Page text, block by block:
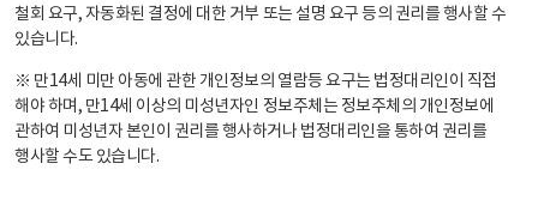
철회 요구, 자동화된 결정에 대한 거부 또는 설명 요구 등의 권리를 행사할 수
있습니다.
※ 만14세 미만 아동에 관한 개인정보의 열람등 요구는 법정대리인이 직접
해야 하며, 만14세 이상의 미성년자인 정보주체는 정보주체의 개인정보에
관하여 미성년자 본인이 권리를 행사하거나 법정대리인을 통하여 권리를
행사할 수도 있습니다.